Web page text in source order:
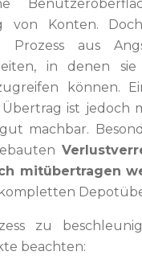
von Konten.
Prozess aus
in denen
können.
ist jedoch
machbar.
mitübertragen
zu
beachten: